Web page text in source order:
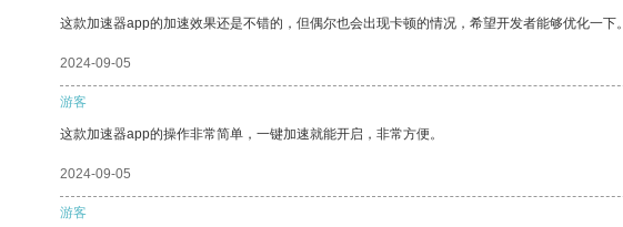
这款加速器app的加速效果还是不错的，但偶尔也会出现卡顿的情况，希望开发者能够优化一下。
2024-09-05
游客
这款加速器app的操作非常简单，一键加速就能开启，非常方便。
2024-09-05
游客